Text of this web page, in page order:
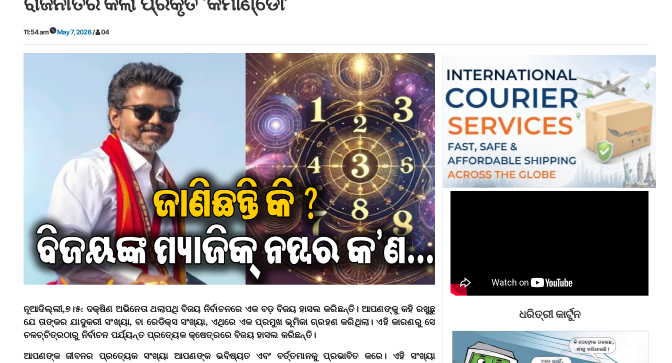
11:54 am May 7, 2026/ 04
ନୂଆଦିଲ୍ଲୀ,୭।୫: ଦକ୍ଷିଣ ଅଭିନେତା ଥଲାପଥି ବିଜୟ ନିର୍ବାଚନରେ ଏକ ବଡ଼ ବିଜୟ ହାସଲ କରିଛନ୍ତି। ଆପଣଙ୍କୁ କହି ରଖୁଛୁ
ଯେ ତାଙ୍କର ଯାଦୁକରୀ ସଂଖ୍ୟା, ବା ରେଡିକ୍ସ ସଂଖ୍ୟା, ଏଥିରେ ଏକ ପ୍ରମୁଖ ଭୂମିକା ଗ୍ରହଣ କରିଥିଲା। ଏହି କାରଣରୁ ସେ
ଚଳଚ୍ଚିତ୍ରଠାରୁ ନିର୍ବାଚନ ପର୍ଯ୍ୟନ୍ତ ପ୍ରତ୍ୟେକ କ୍ଷେତ୍ରରେ ବିଜୟ ହାସଲ କରିଛନ୍ତି।
ଆପଣଙ୍କ ଜୀବନର ପ୍ରତ୍ୟେକ ସଂଖ୍ୟା ଆପଣଙ୍କ ଭବିଷ୍ୟତ ଏବଂ ବର୍ତ୍ତମାନକୁ ପ୍ରଭାବିତ କରେ। ଏହି ସଂଖ୍ୟା
ଧରିତ୍ରୀ କାର୍ଟୁନ